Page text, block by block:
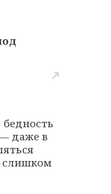
— даже в
слишком